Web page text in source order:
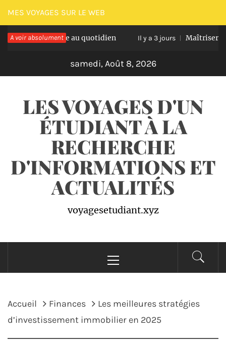
Passer
au
contenu
MES VOYAGES SUR LE WEB
A voir absolument
optimale au quotidien Il y a 3 jours Maîtriser les
samedi, Août 8, 2026
LES VOYAGES D'UN
ÉTUDIANT À LA
RECHERCHE
D'INFORMATIONS ET
ACTUALITÉS
voyagesetudiant.xyz
principal
Accueil Finances
Les meilleures stratégies
d’investissement immobilier en 2025